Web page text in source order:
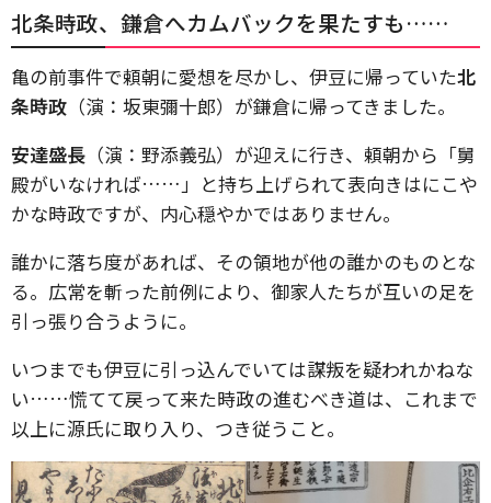
北条時政、鎌倉へカムバックを果たすも……
亀の前事件で頼朝に愛想を尽かし、伊豆に帰っていた北
条時政 （演：坂東彌十郎）が鎌倉に帰ってきました。
安達盛長 （演：野添義弘）が迎えに行き、頼朝から「舅
殿がいなければ……」と持ち上げられて表向きはにこや
かな時政ですが、内心穏やかではありません。
誰かに落ち度があれば、その領地が他の誰かのものとな
る。広常を斬った前例により、御家人たちが互いの足を
引っ張り合うように。
いつまでも伊豆に引っ込んでいては謀叛を疑われかねな
い……慌てて戻って来た時政の進むべき道は、これまで
以上に源氏に取り入り、つき従うこと。